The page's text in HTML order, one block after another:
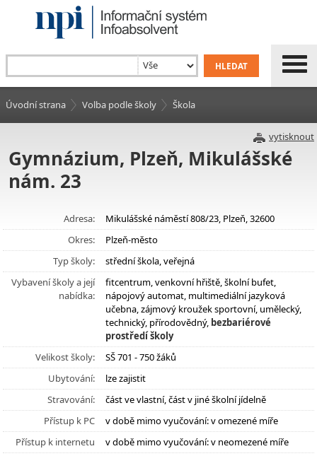
Úvodní strana Volba podle školy Škola
vytisknout
Gymnázium, Plzeň, Mikulášské
nám. 23
Adresa:
Mikulášské náměstí 808/23, Plzeň, 32600
Okres:
Plzeň-město
Typ školy:
střední škola, veřejná
Vybavení školy a její
nabídka:
fitcentrum, venkovní hřiště, školní bufet,
nápojový automat, multimediální jazyková
učebna, zájmový kroužek sportovní, umělecký,
technický, přírodovědný, bezbariérové
prostředí školy
Velikost školy:
SŠ 701 - 750 žáků
Ubytování:
lze zajistit
Stravování:
část ve vlastní, část v jiné školní jídelně
Přístup k PC
v době mimo vyučování: v omezené míře
Přístup k internetu
v době mimo vyučování: v neomezené míře